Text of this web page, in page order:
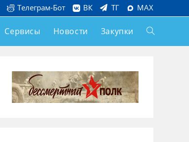
Телеграм-Бот ВК ТГ MAX
Сервисы Новости Закупки